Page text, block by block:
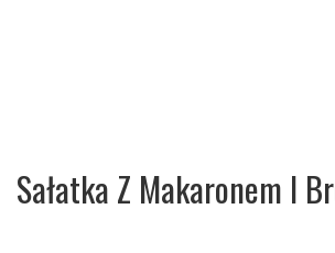
Sałatka Z Makaronem I